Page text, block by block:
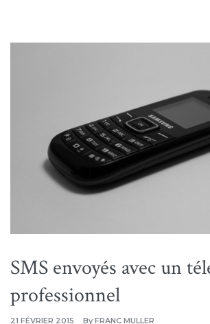
SMS envoyés avec un
professionnel
21 FÉVRIER 2015 By FRANC MULLER